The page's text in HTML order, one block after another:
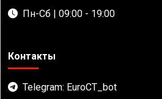
Пн-Сб | 09:00 - 19:00
Контакты
Telegram: EuroCT_bot